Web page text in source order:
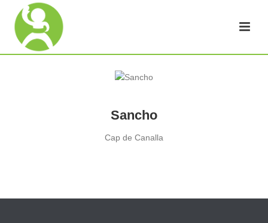
Sancho
Cap de Canalla